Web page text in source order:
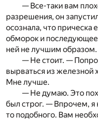
— Все-таки вам
разрешения, он
осознала, что прическа
обморок и последующее
ней не лучшим образом.
— Не стоит. —
вырваться из железной
Мне лучше.
— Не думаю. Это
был строг. — Впрочем,
то подобного. Вам